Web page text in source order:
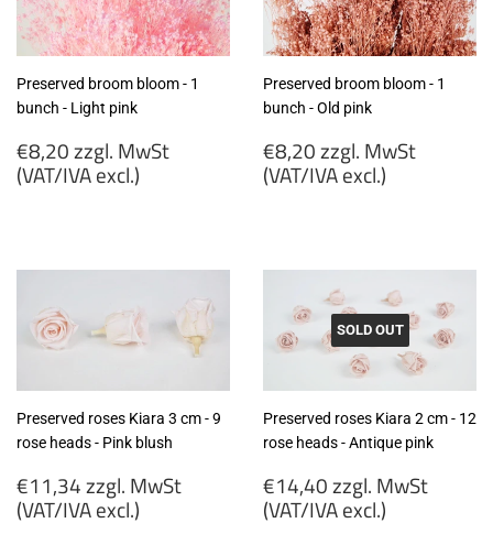
Preserved broom bloom - 1
bunch - Light pink
Regular
price
€8,20 zzgl. MwSt
(VAT/IVA excl.)
MwSt
excl.)
Preserved broom bloom - 1
bunch - Old pink
Regular
price
€8,20 zzgl. MwSt
(VAT/IVA excl.)
MwSt
(VAT/IVA
excl.)
Preserved roses Kiara 3 cm - 9
rose heads - Pink blush
Regular
price
€11,34 zzgl. MwSt
(VAT/IVA excl.)
SOLD OUT
Preserved roses Kiara 2 cm - 12
rose heads - Antique pink
Regular
price
€14,40 zzgl. MwSt
(VAT/IVA excl.)